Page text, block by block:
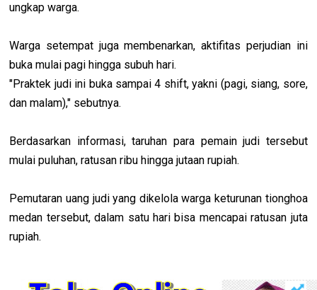
ungkap warga.
Warga setempat juga membenarkan, aktifitas perjudian ini
buka mulai pagi hingga subuh hari.
"Praktek judi ini buka sampai 4 shift, yakni (pagi, siang, sore,
dan malam)," sebutnya.
Berdasarkan informasi, taruhan para pemain judi tersebut
mulai puluhan, ratusan ribu hingga jutaan rupiah.
Pemutaran uang judi yang dikelola warga keturunan tionghoa
medan tersebut, dalam satu hari bisa mencapai ratusan juta
rupiah.